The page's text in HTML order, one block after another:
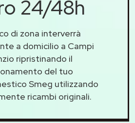
24/48h
di zona interverrà
a domicilio a Campi
ripristinando il
del tuo
Smeg utilizzando
ricambi originali.